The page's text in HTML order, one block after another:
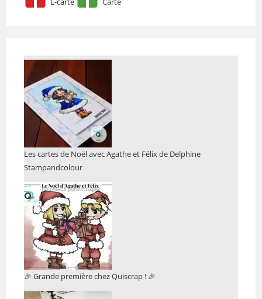
Les cartes de Noël avec Agathe et Félix de Delphine
Stampandcolour
🎉 Grande première chez Quiscrap ! 🎉